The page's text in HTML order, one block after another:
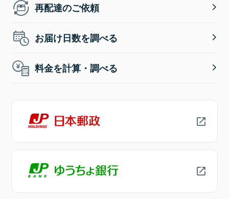
再配達のご依頼
お届け日数を調べる
料金を計算・調べる